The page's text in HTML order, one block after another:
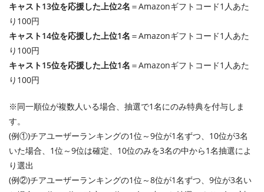
キャスト13位を応援した上位2名 ＝Amazonギフトコード1人あた
り100円
キャスト14位を応援した上位1名 ＝Amazonギフトコード1人あた
り100円
キャスト15位を応援した上位1名 ＝Amazonギフトコード1人あた
り100円
※同一順位が複数人いる場合、抽選で1名にのみ特典を付与しま
す。
(例①)チアユーザーランキングの1位～9位が1名ずつ、10位が3名
いた場合、1位～9位は確定、10位のみを3名の中から1名抽選によ
り選出
(例②)チアユーザーランキングの1位～8位が1名ずつ、9位が3名い